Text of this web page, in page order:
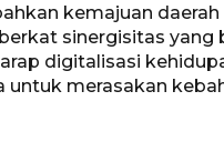
kemajuan
sinergisitas yang
digitalisasi
untuk merasakan